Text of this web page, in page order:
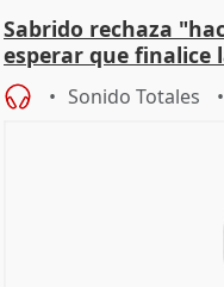
Sabrido rechaza
esperar que finalice
Sonido Totales